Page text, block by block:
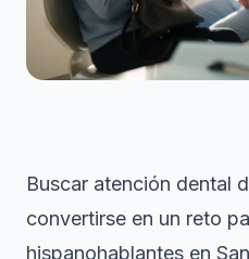
Buscar atención dental
convertirse en un reto
hispanohablantes en